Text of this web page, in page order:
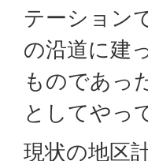
テーション
の沿道に建
ものであっ
としてやっ
現状の地区